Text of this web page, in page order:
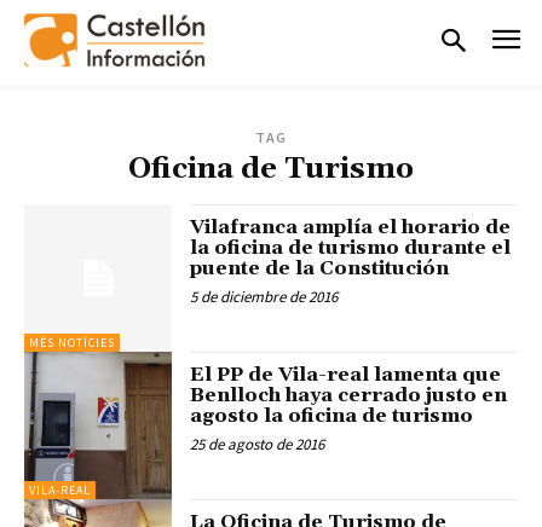
TAG
Oficina de Turismo
MÉS NOTÍCIES
Vilafranca amplía el horario de
la oficina de turismo durante el
puente de la Constitución
5 de diciembre de 2016
VILA-REAL
El PP de Vila-real lamenta que
Benlloch haya cerrado justo en
agosto la oficina de turismo
25 de agosto de 2016